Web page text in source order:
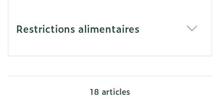
Restrictions alimentaires
18 articles